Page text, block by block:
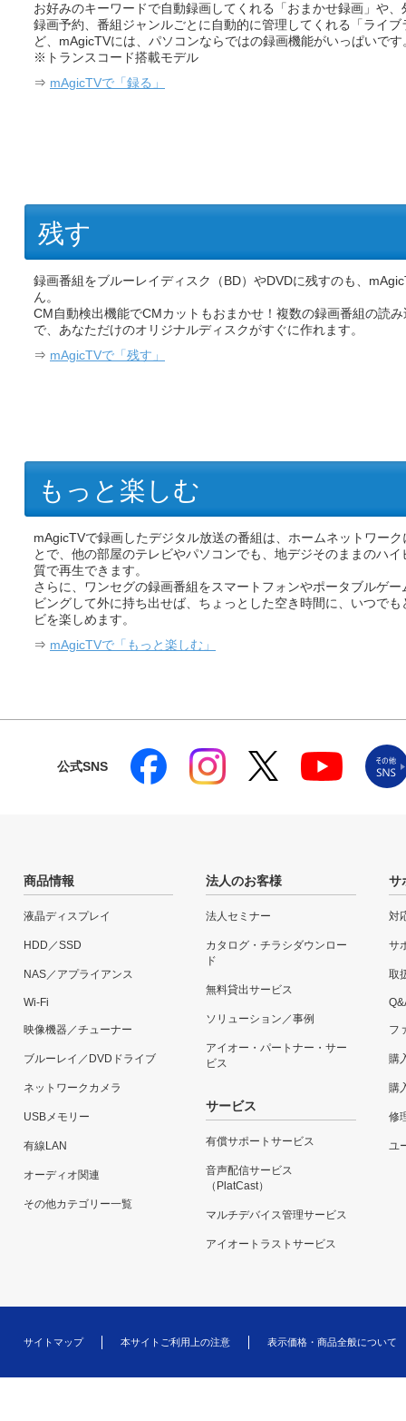
お好みのキーワードで自動録画してくれる「おまかせ録画」や、
録画予約、番組ジャンルごとに自動的に管理してくれる「ライブ
ど、mAgicTVには、パソコンならではの録画機能がいっぱいです
※トランスコード搭載モデル
⇒ mAgicTVで「録る」
残す
録画番組をブルーレイディスク（BD）やDVDに残すのも、
ん。
CM自動検出機能でCMカットもおまかせ！複数の録画番組の読
で、あなただけのオリジナルディスクがすぐに作れます。
⇒ mAgicTVで「残す」
もっと楽しむ
mAgicTVで録画したデジタル放送の番組は、ホームネットワー
とで、他の部屋のテレビやパソコンでも、地デジそのままのハイ
質で再生できます。
さらに、ワンセグの録画番組をスマートフォンやポータブルゲー
ビングして外に持ち出せば、ちょっとした空き時間に、いつでも
ビを楽しめます。
⇒ mAgicTVで「もっと楽しむ」
公式SNS
商品情報
液晶ディスプレイ
HDD／SSD
NAS／アプライアンス
Wi-Fi
映像機器／チューナー
ブルーレイ／DVDドライブ
ネットワークカメラ
USBメモリー
有線LAN
オーディオ関連
その他カテゴリー一覧
法人のお客様
法人セミナー
カタログ・チラシダウンロー
ド
無料貸出サービス
ソリューション／事例
アイオー・パートナー・サー
ビス
サービス
有償サポートサービス
音声配信サービス
（PlatCast）
マルチデバイス管理サービス
アイオートラストサービス
サ
対
サ
取
フ
購
購
修
ユ
サイトマップ 本サイトご利用上の注意 表示価格・商品全般について